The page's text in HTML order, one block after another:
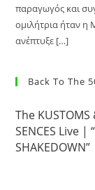
παραγωγός και
ομιλήτρια ήταν η
ανέπτυξε […]
Back To The
The KUSTOMS
SENCES Live |
SHAKEDOWN”